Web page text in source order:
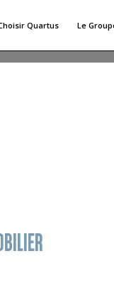
Quartus Le